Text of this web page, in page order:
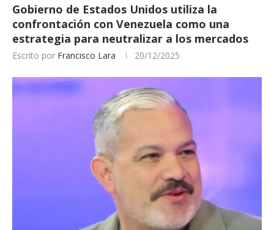
Gobierno de Estados Unidos utiliza la
confrontación con Venezuela como una
estrategia para neutralizar a los mercados
Escrito por Francisco Lara 20/12/2025